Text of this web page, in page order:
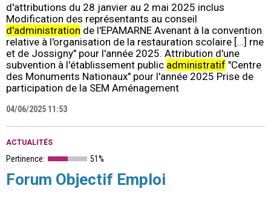
d'attributions du 28 janvier au 2 mai 2025 inclus
Modification des représentants au conseil
d'administration de l'EPAMARNE Avenant à la convention
relative à l'organisation de la restauration scolaire [...] rne
et de Jossigny" pour l'année 2025. Attribution d'une
subvention à l'établissement public administratif "Centre
des Monuments Nationaux" pour l'année 2025 Prise de
participation de la SEM Aménagement
04/06/2025 11:53
ACTUALITÉS
Pertinence: 51%
Forum Objectif Emploi